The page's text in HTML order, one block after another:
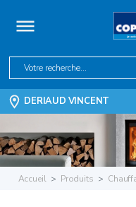
DERIAUD VINCENT
Accueil Produits